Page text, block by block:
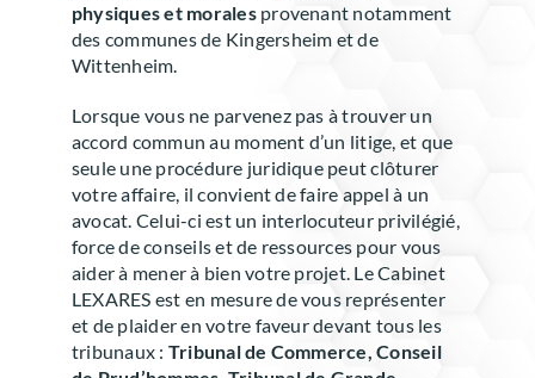
physiques et moralesprovenant notamment
des communes de Kingersheim et de
Wittenheim.
Lorsque vous ne parvenez pas à trouver un
accord commun au moment d’un litige, et que
seule une procédure juridique peut clôturer
votre affaire, il convient de faire appel à un
avocat. Celui-ci est un interlocuteur privilégié,
force de conseils et de ressources pour vous
aider à mener à bien votre projet. Le Cabinet
LEXARES est en mesure de vous représenter
et de plaider en votre faveur devant tous les
tribunaux : Tribunal de Commerce, Conseil